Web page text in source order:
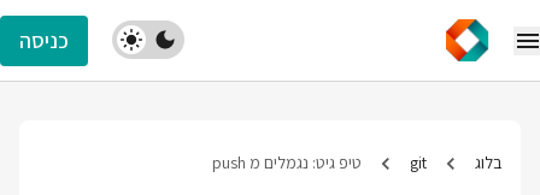
כניסה
בלוג git טיפ גיט: נגמלים מ push